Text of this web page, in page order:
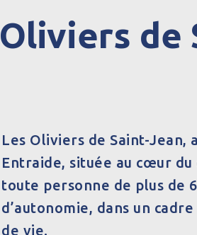
de
Les Oliviers de Saint-Jean,
Entraide, située au cœur
toute personne de plus de
d’autonomie, dans un
de vie.